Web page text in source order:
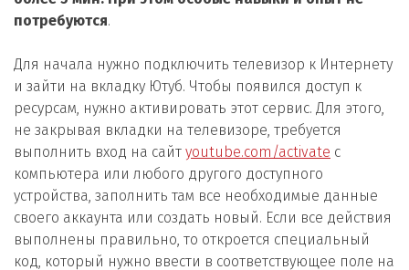
потребуются.
Для начала нужно подключить телевизор к Интернету
и зайти на вкладку Ютуб. Чтобы появился доступ к
ресурсам, нужно активировать этот сервис. Для этого,
не закрывая вкладки на телевизоре, требуется
выполнить вход на сайт youtube.com/activate с
компьютера или любого другого доступного
устройства, заполнить там все необходимые данные
своего аккаунта или создать новый. Если все действия
выполнены правильно, то откроется специальный
код, который нужно ввести в соответствующее поле на